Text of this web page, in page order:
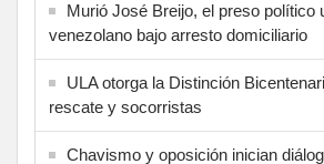
Murió José Breijo, el preso político
venezolano bajo arresto domiciliario
ULA otorga la Distinción
rescate y socorristas
Chavismo y oposición inician